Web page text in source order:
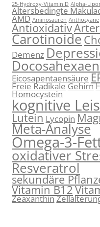
25-Hydroxy-Vitamin D Alpha-
Altersbedingte
AMD Aminosäuren Anthocyane
Antioxidativ
Carotinoide
Demenz
Eicosapentaensäure
Freie RadikaleGehirn
Homocystein
kognitive
Lutein Lycopin
Meta-Analyse
Omega-3-
oxidativer
Resveratrol
sekundäre
Vitamin B12
Zeaxanthin